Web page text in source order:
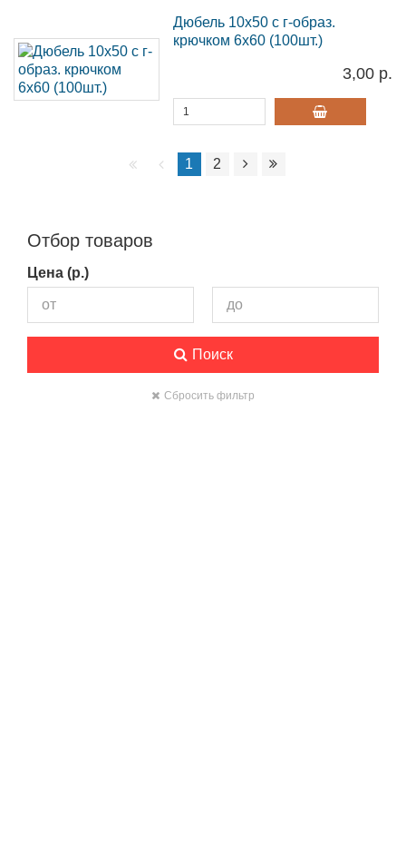
Отбор товаров
Цена (р.)
Поиск
Сбросить фильтр
Дюбель 10х50 с г-образ.
крючком 6х60 (100шт.)
3,00 р.
1 2